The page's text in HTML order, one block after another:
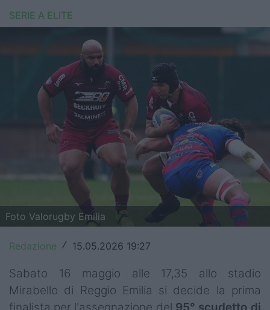
FIR
Internazionale
6 Nazioni
United Rugby Championship
Top14
Premiership
Champions Cup
Challenge Cup
World Rugby
Rugby World Cup
Super Rugby
SERIE A ELITE
Foto Valorugby Emilia
Redazione / 15.05.2026 19:27
Sabato 16 maggio alle 17,35 allo stadio
Mirabello di Reggio Emilia si decide la prima
finalista per l'assegnazione del 95° scudetto di